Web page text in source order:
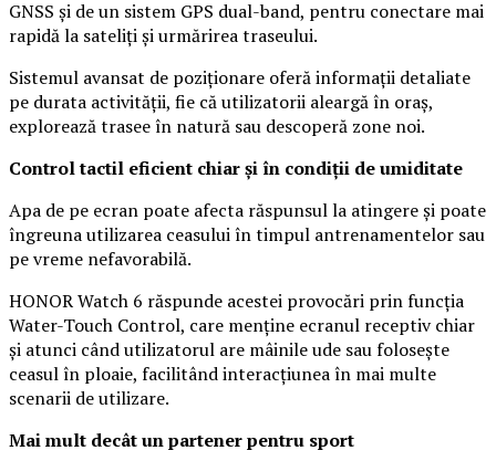
GNSS și de un sistem GPS dual-band, pentru conectare mai
rapidă la sateliți și urmărirea traseului.
Sistemul avansat de poziționare oferă informații detaliate
pe durata activității, fie că utilizatorii aleargă în oraș,
explorează trasee în natură sau descoperă zone noi.
Control tactil eficient chiar și în condiții de umiditate
Apa de pe ecran poate afecta răspunsul la atingere și poate
îngreuna utilizarea ceasului în timpul antrenamentelor sau
pe vreme nefavorabilă.
HONOR Watch 6 răspunde acestei provocări prin funcția
Water-Touch Control, care menține ecranul receptiv chiar
și atunci când utilizatorul are mâinile ude sau folosește
ceasul în ploaie, facilitând interacțiunea în mai multe
scenarii de utilizare.
Mai mult decât un partener pentru sport